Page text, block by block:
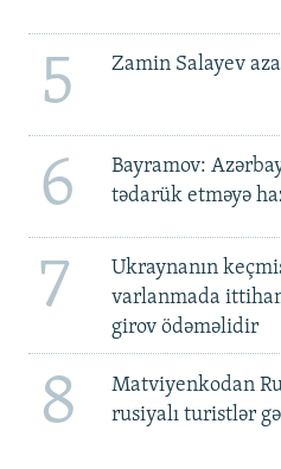
5 Zamin Salayev
6
Bayramov:
tədarük etməyə
7
Ukraynanın
varlanmada
girov ödəməlidir
8
Matviyenkodan
rusiyalı turistlər